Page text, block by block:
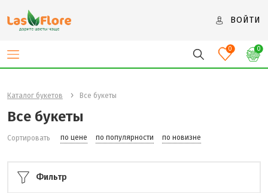
ВОЙТИ
0 0
Каталог букетов Все букеты
Все букеты
Сортировать по цене по популярности по новизне
Фильтр